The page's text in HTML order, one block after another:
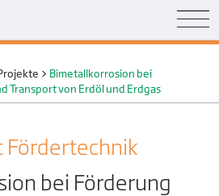
> Bimetallkorrosion bei
Transport von Erdöl und Erdgas
Förder­technik
bei Förderung